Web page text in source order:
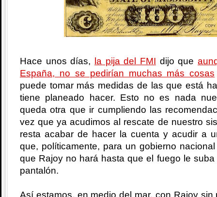
Hace unos días, la pija del FMI dijo que
España, no se pedirían muchas más cosas
puede tomar más medidas de las que está
tiene planeado hacer. Esto no es nada
queda otra que ir cumpliendo las
vez que ya acudimos al rescate de nuestro
resta acabar de hacer la cuenta y acudir a
que, políticamente, para un gobierno
que Rajoy no hará hasta que el fuego le
pantalón.